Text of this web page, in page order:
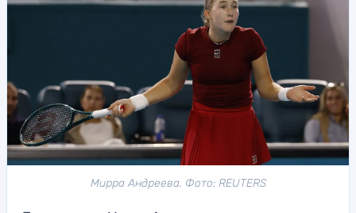
Мирра Андреева. Фото: REUTERS